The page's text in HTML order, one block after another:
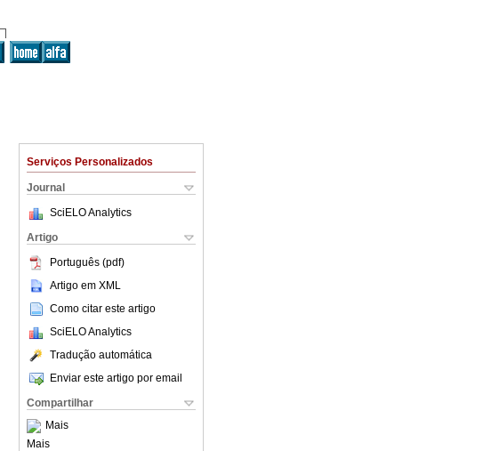
Serviços Personalizados
Journal
SciELO Analytics
Artigo
Português (pdf)
Artigo em XML
Como citar este artigo
SciELO Analytics
Tradução automática
Enviar este artigo por email
Compartilhar
Mais
Mais